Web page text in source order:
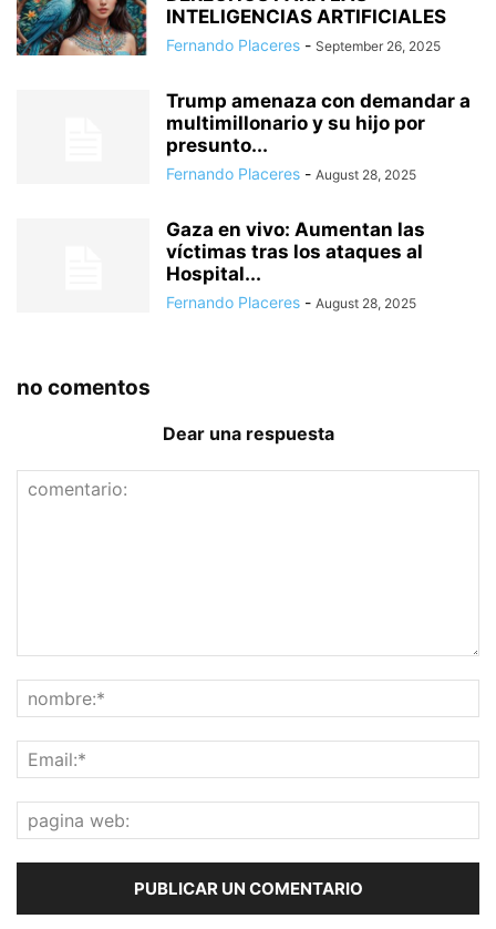
INTELIGENCIAS ARTIFICIALES
Fernando Placeres - September 26, 2025
Trump amenaza con demandar a
multimillonario y su hijo por
presunto...
Fernando Placeres - August 28, 2025
Gaza en vivo: Aumentan las
víctimas tras los ataques al
Hospital...
Fernando Placeres - August 28, 2025
no comentos
Dear una respuesta